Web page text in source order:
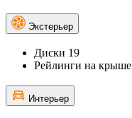
Экстерьер
Диски 19
Рейлинги на крыше
Интерьер